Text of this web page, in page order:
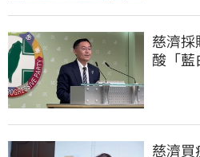
慈濟
酸「藍
慈濟買